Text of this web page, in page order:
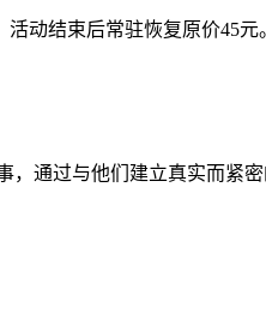
动结束后常驻恢复原价45元
通过与他们建立真实而紧